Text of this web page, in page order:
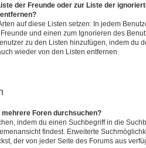
der Freunde oder zur Liste der
auf diese Listen setzen: In jedem
und einen zum Ignorieren des
zu den Listen hinzufügen, indem du
wieder von den Listen entfernen.
Foren durchsuchen?
indem du einen Suchbegriff in die
findest. Erweiterte
der von jeder Seite des Forums aus